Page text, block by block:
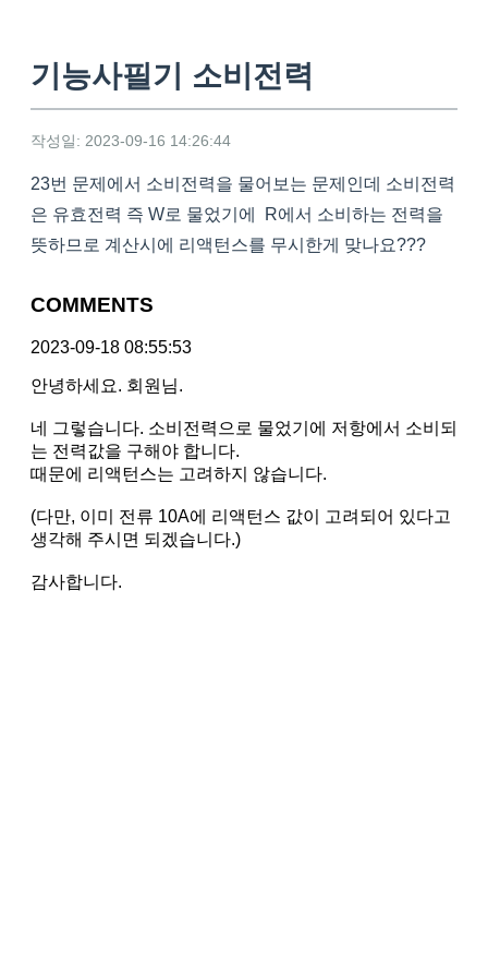
기능사필기 소비전력
작성일: 2023-09-16 14:26:44
23번 문제에서 소비전력을 물어보는 문제인데 소비전력
은 유효전력 즉 W로 물었기에 R에서 소비하는 전력을
뜻하므로 계산시에 리액턴스를 무시한게 맞나요???
COMMENTS
2023-09-18 08:55:53
안녕하세요. 회원님.
네 그렇습니다. 소비전력으로 물었기에 저항에서 소비되
는 전력값을 구해야 합니다.
때문에 리액턴스는 고려하지 않습니다.
(다만, 이미 전류 10A에 리액턴스 값이 고려되어 있다고
생각해 주시면 되겠습니다.)
감사합니다.